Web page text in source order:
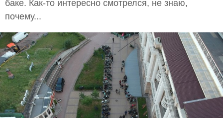
баке. Как-то интересно смотрелся, не знаю,
почему...